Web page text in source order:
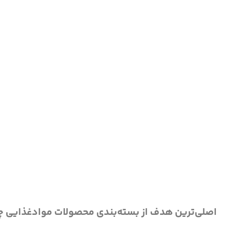
اصلی‌ترین هدف از بسته‌بندی محصولات